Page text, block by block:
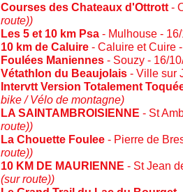
Courses des Chateaux d'Ottrott -
route))
Les 5 et 10 km Psa - Mulhouse -
10 km de Caluire - Caluire et Cuire
Foulées Maniennes - Souzy - 16/
Vétathlon du Beaujolais - Ville sur
Intervtt Version Totalement
bike / Vélo de montagne)
LA SAINTAMBROISIENNE - St
route))
La Chouette Foulee - Pierre de
route))
10 KM DE MAURIENNE - St Jean
(sur route))